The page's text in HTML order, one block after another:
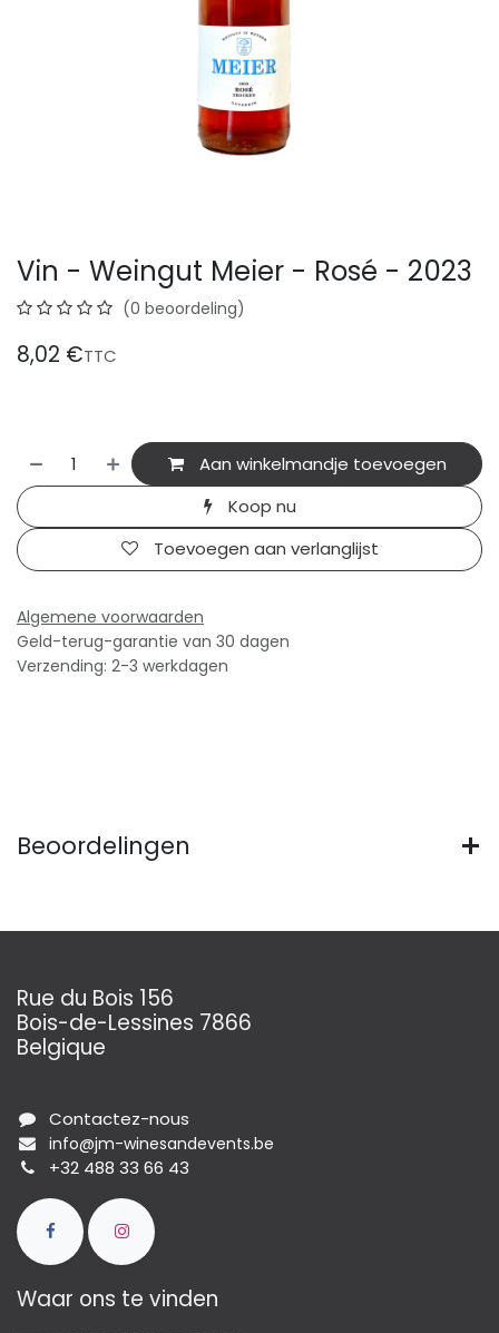
Vin - Weingut Meier - Rosé - 2023
(0 beoordeling)
8,02 €TTC
Aan winkelmandje toevoegen
Koop nu
Toevoegen aan verlanglijst
Algemene voorwaarden
Geld-terug-garantie van 30 dagen
Verzending: 2-3 werkdagen
Beoordelingen
Rue du Bois 156
Bois-de-Lessines 7866
Belgique
Contactez-nous
info@jm-winesandevents.be
+32 488 33 66 43
Waar ons te vinden